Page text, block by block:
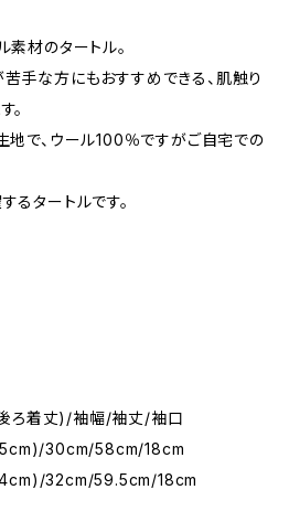
素材のタートル。
手な方にもおすすめできる、肌触り
。
地で、ウール100％ですがご自宅での
るタートルです。
ろ着丈)/袖幅/袖丈/袖口
30cm/58cm/18cm
32cm/59.5cm/18cm